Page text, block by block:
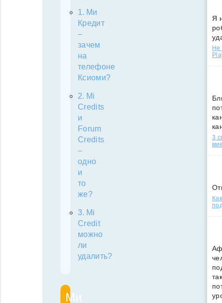
Ми
Кредит
–
зачем
на
телефоне
Ксиоми?
Mi
Credits
и
Forum
Credits
–
одно
и
то
же?
Mi
Credit
можно
ли
удалить?
Ми
Я
Не
3